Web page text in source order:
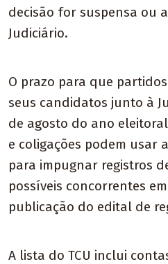
decisão for suspensa ou
Judiciário.
O prazo para que
seus candidatos junto à
de agosto do ano
e coligações podem usar
para impugnar registros
possíveis concorrentes
publicação do edital de
A lista do TCU inclui